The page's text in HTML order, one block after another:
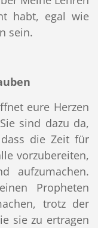
habt, egal wie
sein.
eure Herzen
sind dazu da,
die Zeit für
vorzubereiten,
aufzumachen.
Propheten
trotz der
sie zu ertragen